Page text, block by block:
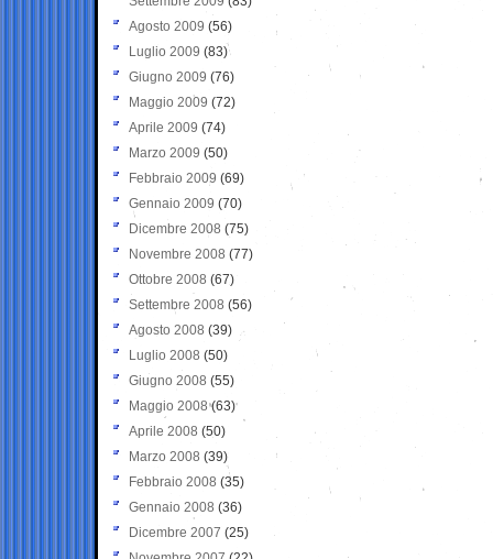
Agosto 2009 (56)
Luglio 2009 (83)
Giugno 2009 (76)
Maggio 2009 (72)
Aprile 2009 (74)
Marzo 2009 (50)
Febbraio 2009 (69)
Gennaio 2009 (70)
Dicembre 2008 (75)
Novembre 2008 (77)
Ottobre 2008 (67)
Settembre 2008 (56)
Agosto 2008 (39)
Luglio 2008 (50)
Giugno 2008 (55)
Maggio 2008(63)
Aprile 2008 (50)
Marzo 2008 (39)
Febbraio 2008 (35)
Gennaio 2008 (36)
Dicembre 2007 (25)